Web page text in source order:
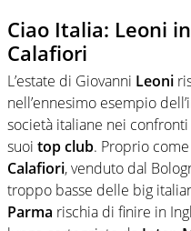
Ciao Italia: Leoni
Calafiori
L’estate di Giovanni Leoni
nell’ennesimo esempio
società italiane nei
suoi topclub. Proprio
Calafiori, venduto dal
troppo basse delle big
Parma rischia di finire in